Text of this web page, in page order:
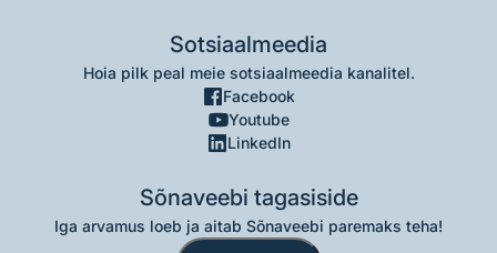
Sotsiaalmeedia
Hoia pilk peal meie sotsiaalmeedia kanalitel.
Facebook
Youtube
LinkedIn
Sõnaveebi tagasiside
Iga arvamus loeb ja aitab Sõnaveebi paremaks teha!